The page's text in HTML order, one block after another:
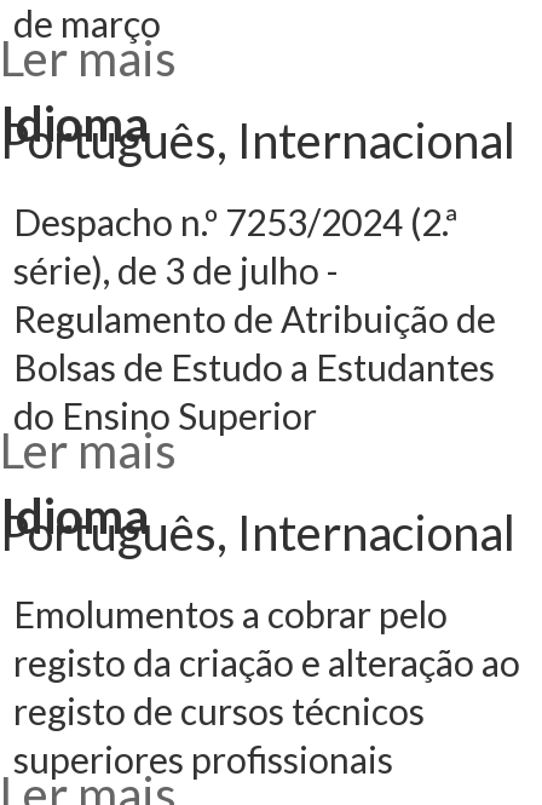
de março
Ler mais
14 de março
Idioma
Português, Internacional
Despacho n.º 7253/2024 (2.ª
série), de 3 de julho -
Regulamento de Atribuição de
Bolsas de Estudo a Estudantes
do Ensino Superior
Ler mais acerca de
série), de 3 de
julho -
Regulamento de
Atribuição de
Bolsas de Estudo
a Estudantes do
Ensino Superior
Idioma
Português, Internacional
Emolumentos a cobrar pelo
registo da criação e alteração ao
registo de cursos técnicos
superiores profissionais